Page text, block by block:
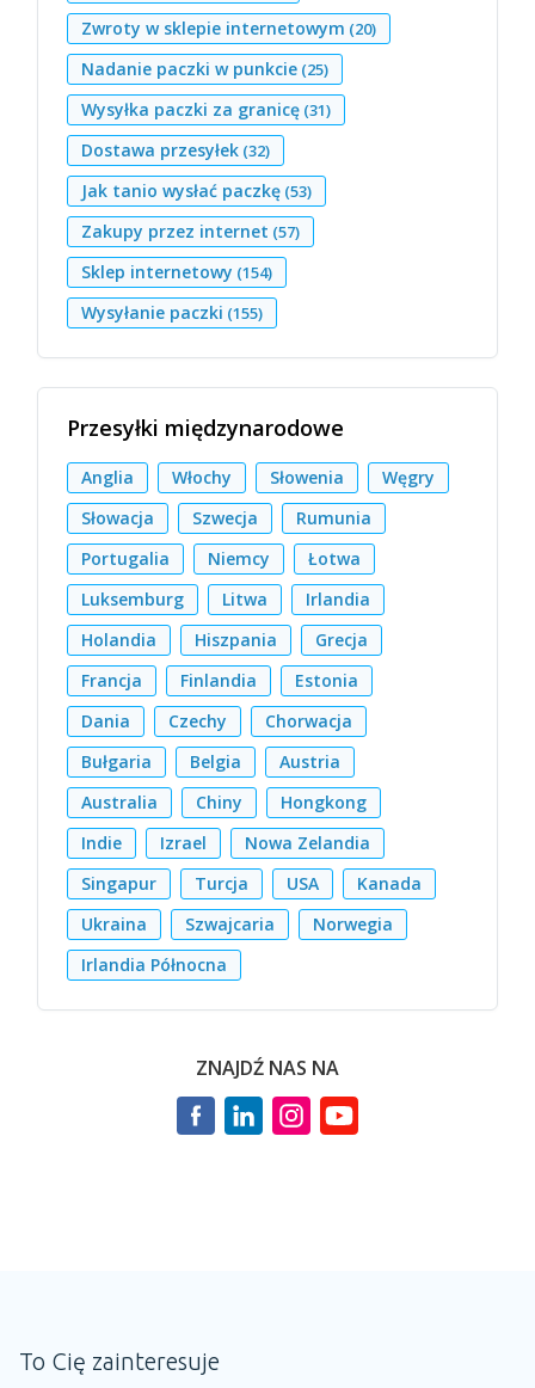
ZNAJDŹ NAS NA
Zwroty w sklepie internetowym (20)
Nadanie paczki w punkcie (25)
Wysyłka paczki za granicę (31)
Dostawa przesyłek (32)
Jak tanio wysłać paczkę (53)
Zakupy przez internet (57)
Sklep internetowy (154)
Wysyłanie paczki (155)
Przesyłki międzynarodowe
Anglia Włochy Słowenia
Węgry
Słowacja
Szwecja
Rumunia
Portugalia
Niemcy
Łotwa
Luksemburg
Litwa
Irlandia
Holandia
Hiszpania
Grecja
Francja
Finlandia
Estonia
Dania
Czechy
Chorwacja
Bułgaria
Belgia
Austria
Australia
Chiny
Hongkong
Indie
Izrael
Nowa Zelandia
Singapur
Turcja USA
Kanada
Ukraina
Szwajcaria
Norwegia
Irlandia Północna
To Cię zainteresuje